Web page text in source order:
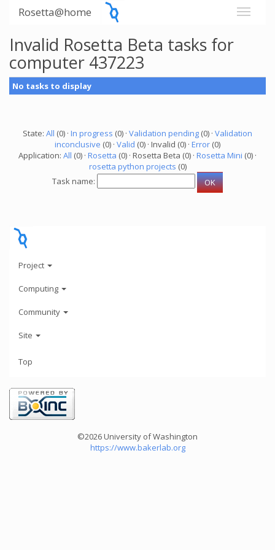
Rosetta@home
Invalid Rosetta Beta tasks for
computer 437223
No tasks to display
State: All (0) · In progress (0) · Validation pending (0) · Validation
inconclusive (0) · Valid (0) · Invalid (0) · Error (0)
Application: All (0) · Rosetta (0) · Rosetta Beta (0) · Rosetta Mini (0) ·
rosetta python projects (0)
Task name:
Project
Computing
Community
Site
Top
©2026 University of Washington
https://www.bakerlab.org